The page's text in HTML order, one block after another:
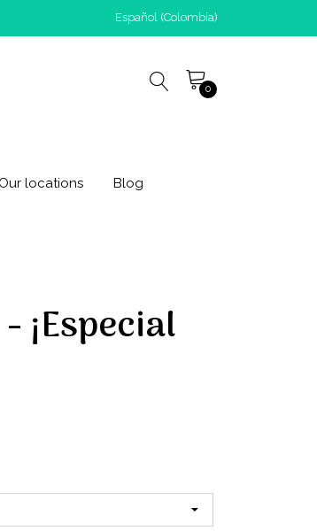
Español (Colombia)
0
locations Blog
¡Especial